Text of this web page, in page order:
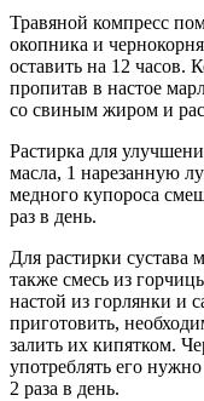
Травяной компресс
окопника и
оставить на 12 часов.
пропитав в настое
со свиным жиром и
Растирка для
масла, 1 нарезанную
медного купороса
раз в день.
Для растирки сустава
также смесь из
настой из горлянки и
приготовить,
залить их кипятком.
употреблять его
2 раза в день.